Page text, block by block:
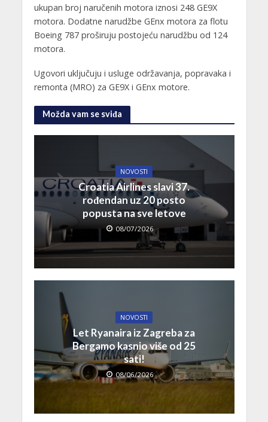
ukupan broj naručenih motora iznosi 248 GE9X
motora. Dodatne narudžbe GEnx motora za flotu
Boeing 787 proširuju postojeću narudžbu od 124
motora.
Ugovori uključuju i usluge održavanja, popravaka i
remonta (MRO) za GE9X i GEnx motore.
Možda vam se sviđa
NOVOSTI
Croatia Airlines slavi 37.
rođendan uz 20 posto
popusta na sve letove
08/07/2026
NOVOSTI
Let Ryanaira iz Zagreba za
Bergamo kasnio više od 25
sati!
08/06/2026